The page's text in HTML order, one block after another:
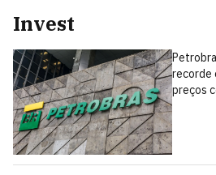
Invest
recorde
preços